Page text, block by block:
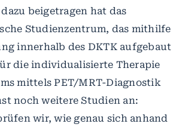
beigetragen hat das
Studienzentrum, das mithilfe
innerhalb des DKTK aufgebaut
die individualisierte Therapie
mittels PET/MRT-Diagnostik
noch weitere Studien an:
wir, wie genau sich anhand